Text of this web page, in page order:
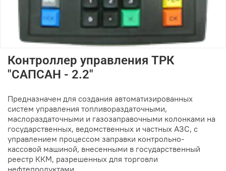
Контроллер управления ТРК
"САПСАН - 2.2"
Предназначен для создания автоматизированных
систем управления топливораздаточными,
маслораздаточными и газозаправочными колонками на
государственных, ведомственных и частных АЗС, с
управлением процессом заправки контрольно-
кассовой машиной, внесенными в государственный
реестр ККМ, разрешенных для торговли
нефтепродуктами.